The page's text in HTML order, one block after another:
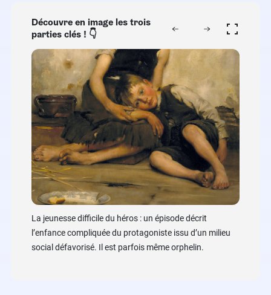
Découvre en image les trois
parties clés ! 👇
La jeunesse difficile du héros : un épisode décrit
l’enfance compliquée du protagoniste issu d’un milieu
social défavorisé. Il est parfois même orphelin.